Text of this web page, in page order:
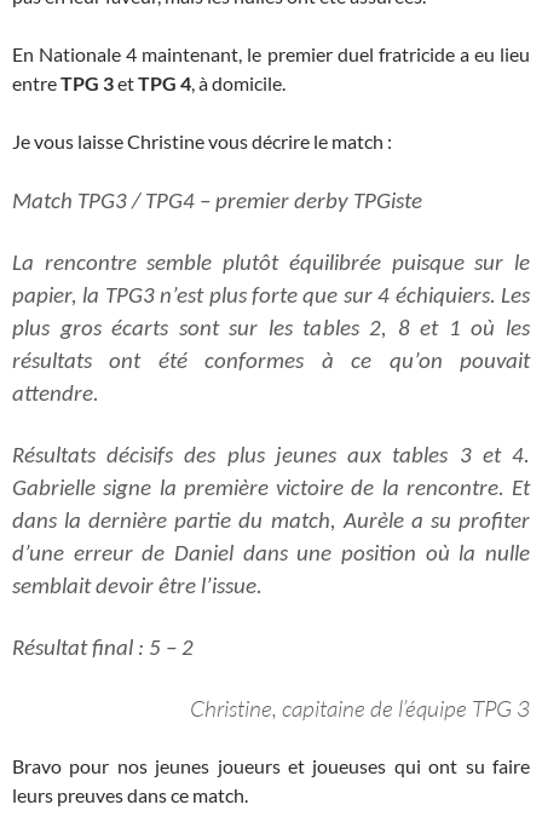
En Nationale 4 maintenant, le premier duel fratricide a eu lieu
entreTPG 3etTPG 4, à domicile.
Je vous laisse Christine vous décrire le match :
Match TPG3 / TPG4 – premier derby TPGiste
La rencontre semble plutôt équilibrée puisque sur le
papier, la TPG3 n’est plus forte que sur 4 échiquiers. Les
plus gros écarts sont sur les tables 2, 8 et 1 où les
résultats ont été conformes à ce qu’on pouvait
attendre.
Résultats décisifs des plus jeunes aux tables 3 et 4.
Gabrielle signe la première victoire de la rencontre. Et
dans la dernière partie du match, Aurèle a su profiter
d’une erreur de Daniel dans une position où la nulle
semblait devoir être l’issue.
Résultat final : 5 – 2
Christine, capitaine de l’équipe TPG 3
Bravo pour nos jeunes joueurs et joueuses qui ont su faire
leurs preuves dans ce match.